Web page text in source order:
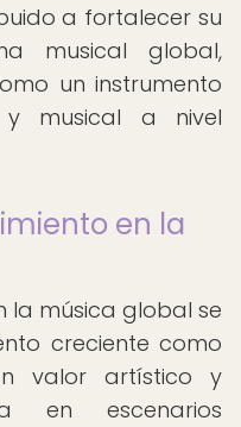
a fortalecer su
musical global,
un instrumento
musical a nivel
en la
la música global se
creciente como
valor artístico y
en escenarios